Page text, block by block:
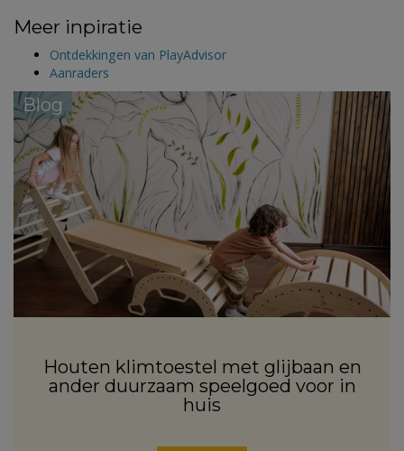
Meer inpiratie
Ontdekkingen van PlayAdvisor
Aanraders
Blog
Houten klimtoestel met glijbaan en
ander duurzaam speelgoed voor in
huis